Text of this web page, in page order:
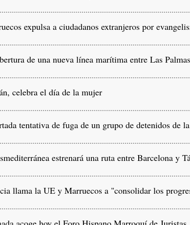
expulsa a ciudadanos extranjeros por
de una nueva línea marítima entre Las
celebra el día de la mujer
tentativa de fuga de un grupo de detenidos de
estrenará una ruta entre Barcelona y
llama la UE y Marruecos a "consolidar los